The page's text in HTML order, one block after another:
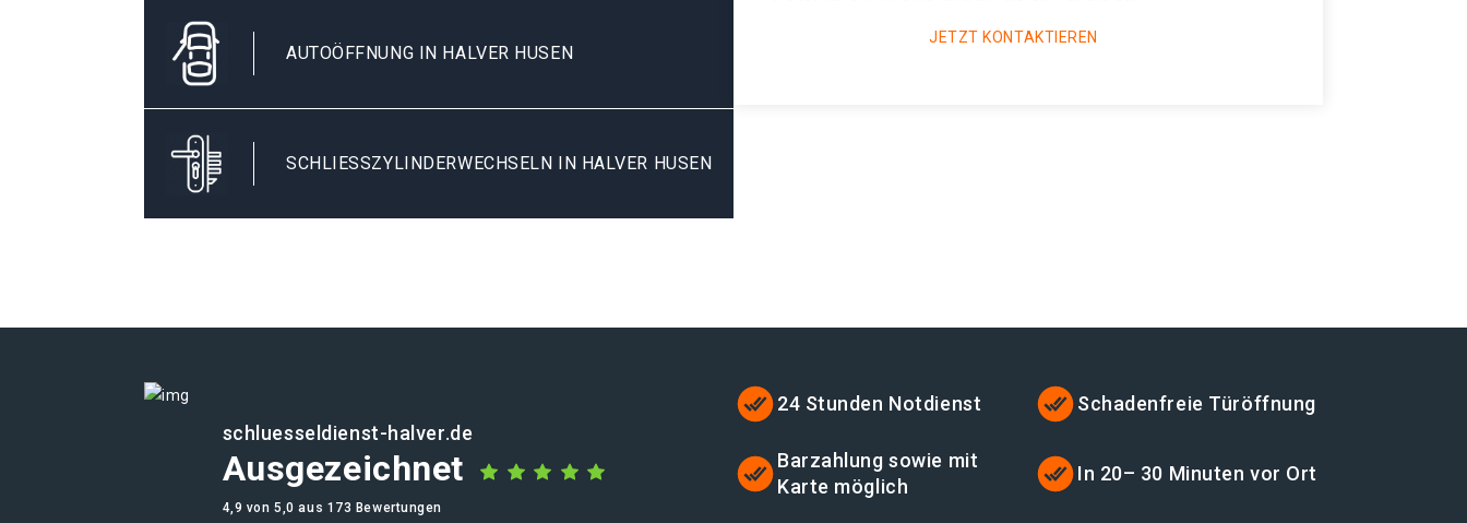
AUTOÖFFNUNG IN HALVER HUSEN
SCHLIESSZYLINDERWECHSELN IN HALVER HUSEN
JETZT KONTAKTIEREN
schluesseldienst-halver.de
Ausgezeichnet
4,9 von 5,0 aus 173 Bewertungen
24 Stunden Notdienst Schadenfreie Türöffnung
Barzahlung sowie mit
Karte möglich
In 20– 30 Minuten vor Ort